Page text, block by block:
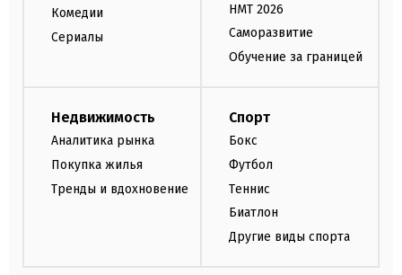
Комедии
Сериалы
НМТ 2026
Саморазвитие
Обучение за границей
Недвижимость
Аналитика рынка
Покупка жилья
Тренды и вдохновение
Спорт
Бокс
Футбол
Теннис
Биатлон
Другие виды спорта